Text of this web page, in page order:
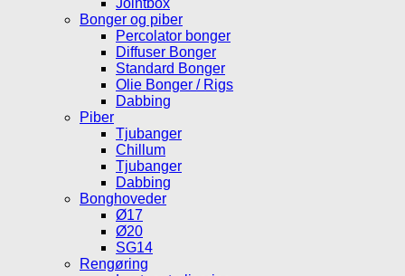
Bonger og piber
Percolator bonger
Diffuser Bonger
Standard Bonger
Olie Bonger / Rigs
Dabbing
Piber
Tjubanger
Chillum
Tjubanger
Dabbing
Bonghoveder
Ø17
Ø20
SG14
Rengøring